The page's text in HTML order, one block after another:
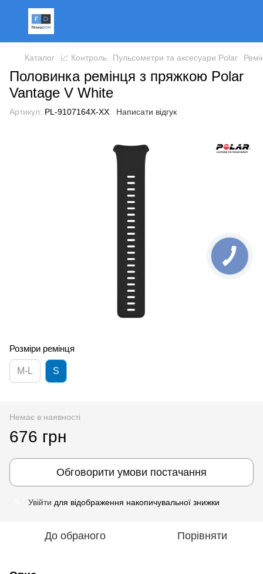
Каталог 📈 Контроль Пульсометри та аксесуари Polar
Половинка ремінця з пряжкою Polar
Vantage V White
Артикул: PL-9107164X-XX Написати відгук
Розміри ремінця
M-L S
Немає в наявності
676 грн
Обговорити умови постачання
Увійти для відображення накопичувальної знижки
До обраного Порівняти